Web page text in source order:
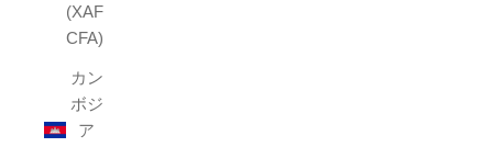
(XAF
CFA)
カン
ボジ
ア